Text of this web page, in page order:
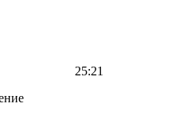
25:21